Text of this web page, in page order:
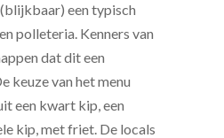
een typisch
polleteria. Kenners van
dat dit een
keuze van het menu
een kwart kip, een
kip, met friet. De locals